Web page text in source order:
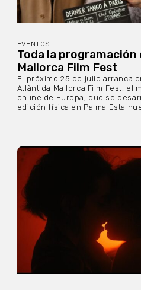
EVENTOS
Toda la
Mallorca Film Fest
El próximo 25 de julio arranca
Atlàntida Mallorca Film Fest, el
online de Europa, que se
edición física en Palma Esta